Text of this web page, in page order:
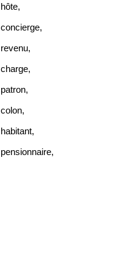
hôte,
concierge,
revenu,
charge,
patron,
colon,
habitant,
pensionnaire,